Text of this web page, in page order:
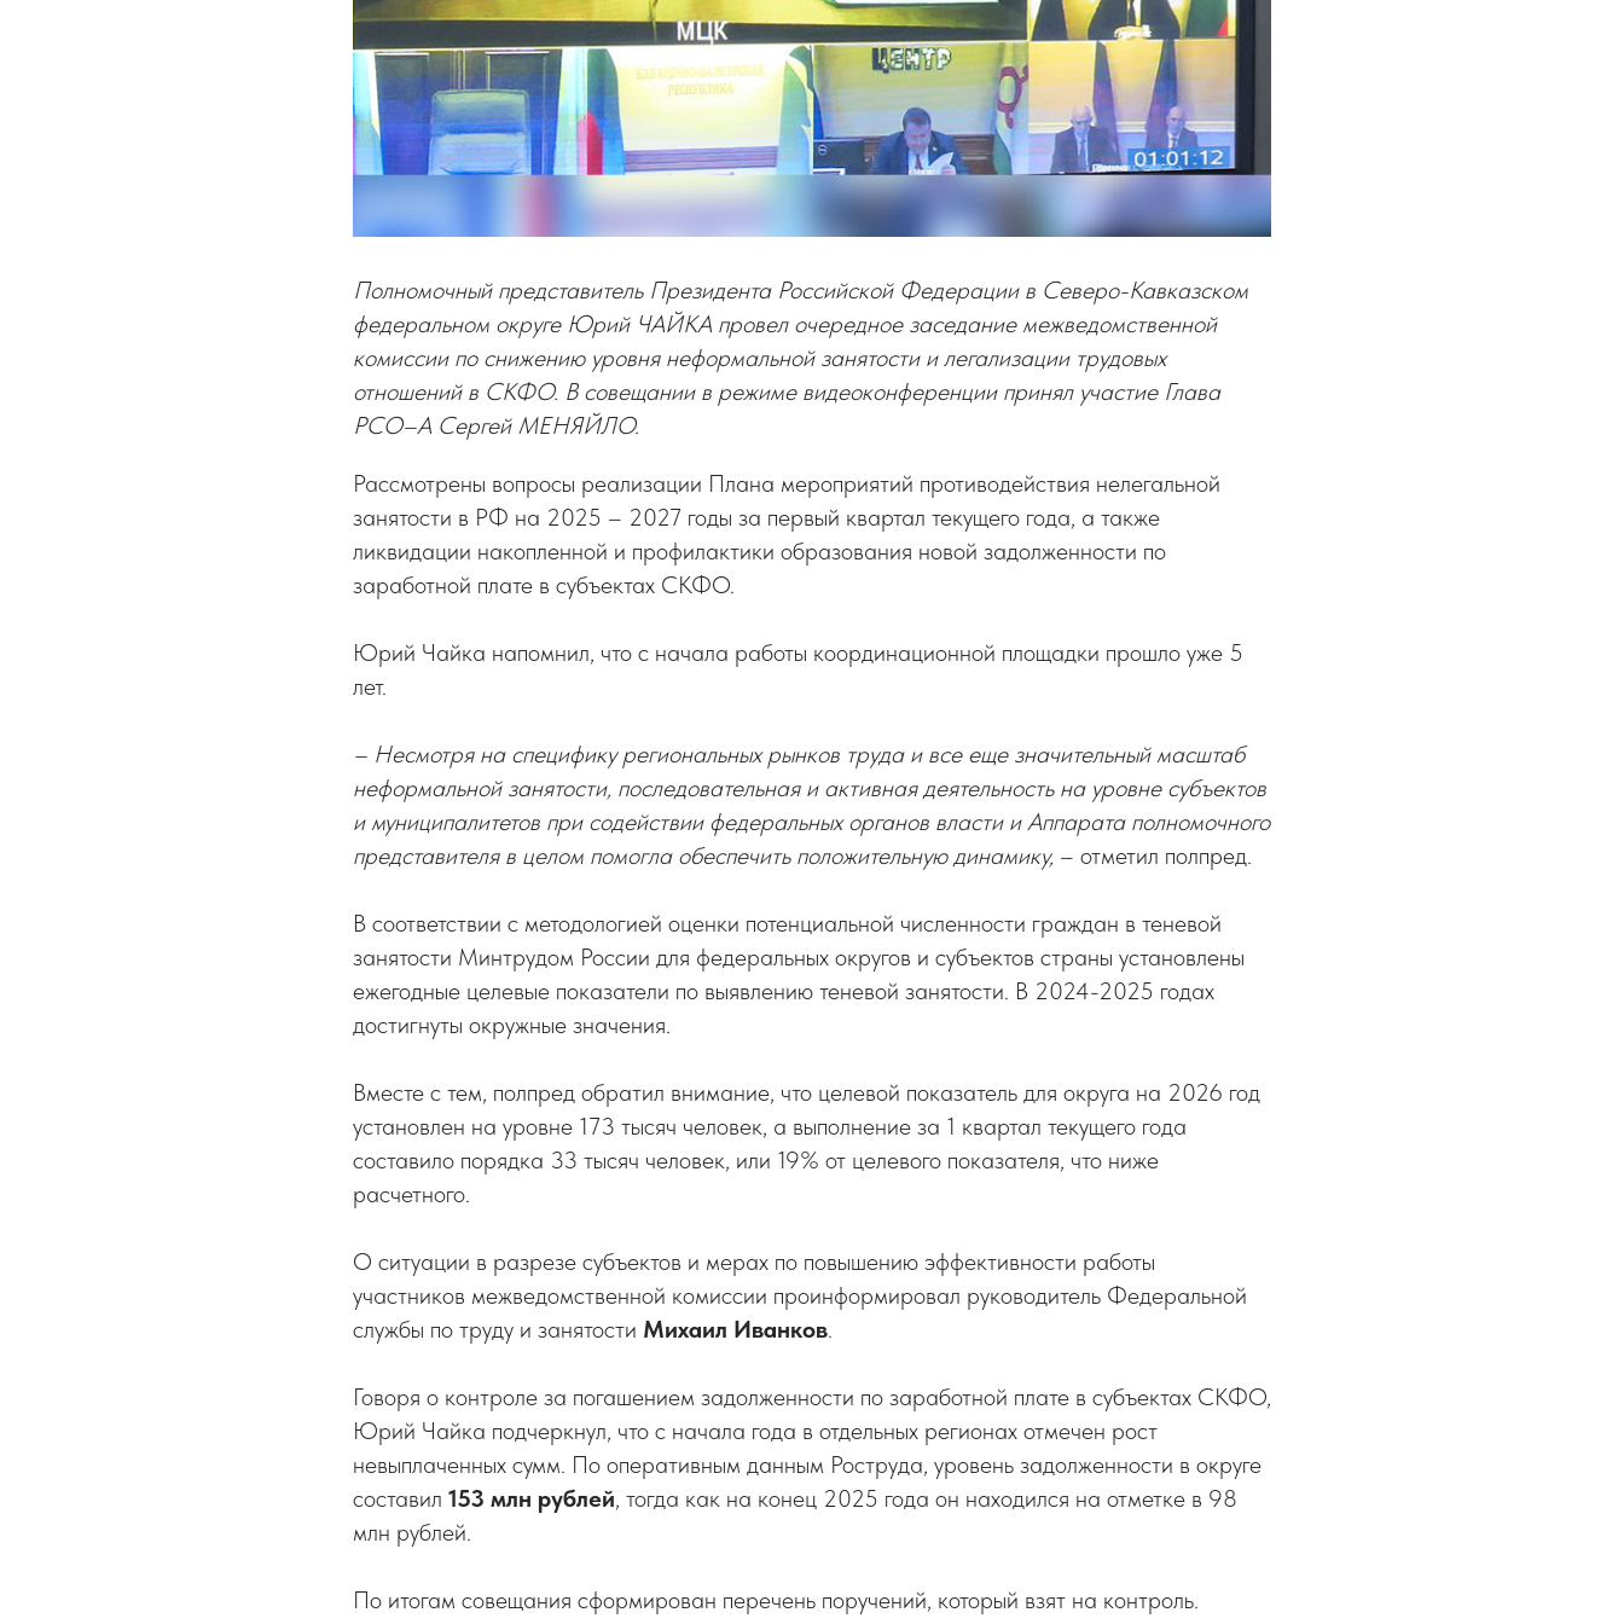
Полномочный представитель Президента Российской Федерации в Северо-Кавказском
федеральном округе Юрий ЧАЙКА провел очередное заседание межведомственной
комиссии по снижению уровня неформальной занятости и легализации трудовых
отношений в СКФО. В совещании в режиме видеоконференции принял участие Глава
РСО–А Сергей МЕНЯЙЛО.
Рассмотрены вопросы реализации Плана мероприятий противодействия нелегальной
занятости в РФ на 2025 – 2027 годы за первый квартал текущего года, а также
ликвидации накопленной и профилактики образования новой задолженности по
заработной плате в субъектах СКФО.
Юрий Чайка напомнил, что с начала работы координационной площадки прошло уже 5
лет.
– Несмотря на специфику региональных рынков труда и все еще значительный масштаб
неформальной занятости, последовательная и активная деятельность на уровне субъектов
и муниципалитетов при содействии федеральных органов власти и Аппарата полномочного
представителя в целом помогла обеспечить положительную динамику, – отметил полпред.
В соответствии с методологией оценки потенциальной численности граждан в теневой
занятости Минтрудом России для федеральных округов и субъектов страны установлены
ежегодные целевые показатели по выявлению теневой занятости. В 2024-2025 годах
достигнуты окружные значения.
Вместе с тем, полпред обратил внимание, что целевой показатель для округа на 2026 год
установлен на уровне 173 тысяч человек, а выполнение за 1 квартал текущего года
составило порядка 33 тысяч человек, или 19% от целевого показателя, что ниже
расчетного.
О ситуации в разрезе субъектов и мерах по повышению эффективности работы
участников межведомственной комиссии проинформировал руководитель Федеральной
службы по труду и занятости Михаил Иванков.
Говоря о контроле за погашением задолженности по заработной плате в субъектах СКФО,
Юрий Чайка подчеркнул, что с начала года в отдельных регионах отмечен рост
невыплаченных сумм. По оперативным данным Роструда, уровень задолженности в округе
составил 153 млн рублей, тогда как на конец 2025 года он находился на отметке в 98
млн рублей.
По итогам совещания сформирован перечень поручений, который взят на контроль.